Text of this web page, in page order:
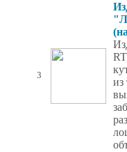
3
из